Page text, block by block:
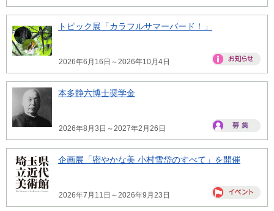
トピック展「カラフルサマーバード！」
2026年6月16日～2026年10月4日
本多静六博士奨学金
2026年8月3日～2027年2月26日
企画展「密やかな美 小村雪岱のすべて」を開催
2026年7月11日～2026年9月23日